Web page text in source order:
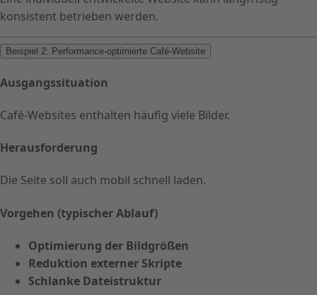
konsistent betrieben werden.
Beispiel 2: Performance-optimierte Café-Website
Ausgangssituation
Café-Websites enthalten häufig viele Bilder.
Herausforderung
Die Seite soll auch mobil schnell laden.
Vorgehen (typischer Ablauf)
Optimierung der Bildgrößen
Reduktion externer Skripte
Schlanke Dateistruktur